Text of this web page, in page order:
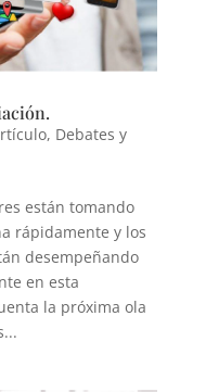
, Debates y
están tomando
rápidamente y los
desempeñando
en esta
la próxima ola